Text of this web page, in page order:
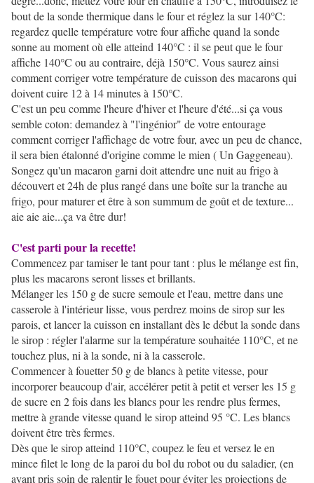
bout de la sonde thermique dans le four et réglez la sur 140°C:
regardez quelle température votre four affiche quand la sonde
sonne au moment où elle atteind 140°C : il se peut que le four
affiche 140°C ou au contraire, déjà 150°C. Vous saurez ainsi
comment corriger votre température de cuisson des macarons qui
doivent cuire 12 à 14 minutes à 150°C.
C'est un peu comme l'heure d'hiver et l'heure d'été...si ça vous
semble coton: demandez à "l'ingénior" de votre entourage
comment corriger l'affichage de votre four, avec un peu de chance,
il sera bien étalonné d'origine comme le mien ( Un Gaggeneau).
Songez qu'un macaron garni doit attendre une nuit au frigo à
découvert et 24h de plus rangé dans une boîte sur la tranche au
frigo, pour maturer et être à son summum de goût et de texture...
aie aie aie...ça va être dur!
C'est parti pour la recette!
Commencez par tamiser le tant pour tant : plus le mélange est fin,
plus les macarons seront lisses et brillants.
Mélanger les 150 g de sucre semoule et l'eau, mettre dans une
casserole à l'intérieur lisse, vous perdrez moins de sirop sur les
parois, et lancer la cuisson en installant dès le début la sonde dans
le sirop : régler l'alarme sur la température souhaitée 110°C, et ne
touchez plus, ni à la sonde, ni à la casserole.
Commencer à fouetter 50 g de blancs à petite vitesse, pour
incorporer beaucoup d'air, accélérer petit à petit et verser les 15 g
de sucre en 2 fois dans les blancs pour les rendre plus fermes,
mettre à grande vitesse quand le sirop atteind 95 °C. Les blancs
doivent être très fermes.
Dès que le sirop atteind 110°C, coupez le feu et versez le en
mince filet le long de la paroi du bol du robot ou du saladier, (en
ayant pris soin de ralentir le fouet pour éviter les projections de